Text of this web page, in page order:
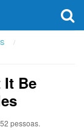
It Be
pessoas.